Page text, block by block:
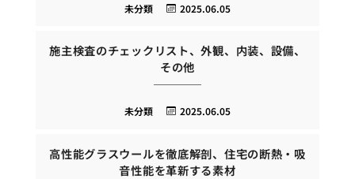
2025.06.05
未分類
施主検査のチェックリスト、外観、内装、設備、
その他
2025.06.05
未分類
高性能グラスウールを徹底解剖、住宅の断熱・吸
音性能を革新する素材